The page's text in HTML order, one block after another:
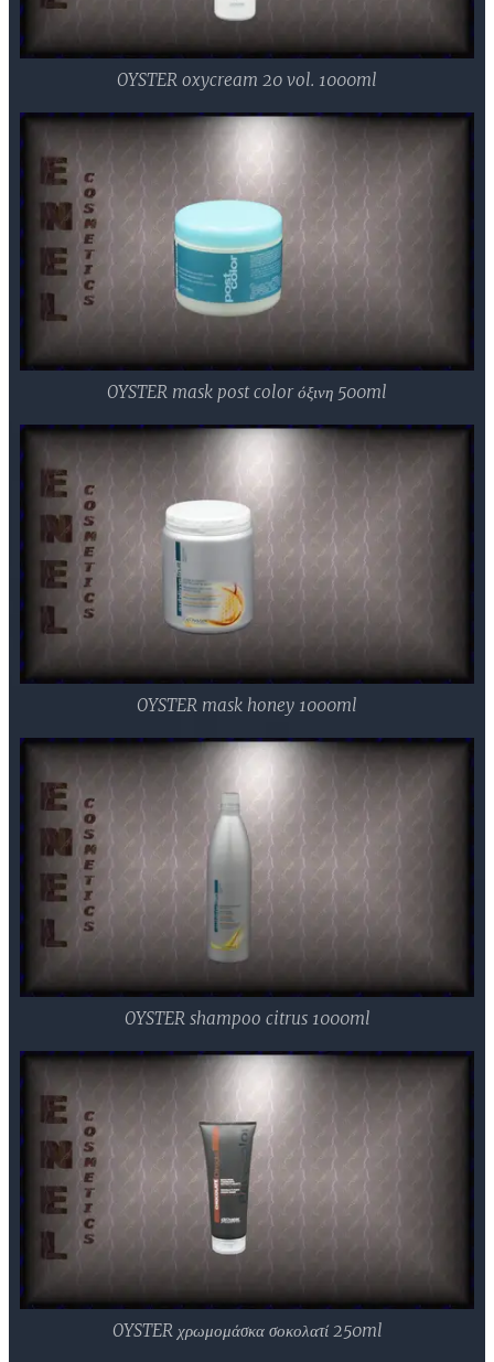
OYSTER oxycream 20 vol. 1000ml
OYSTER mask post color όξινη 500ml
OYSTER mask honey 1000ml
OYSTER shampoo citrus 1000ml
OYSTER χρωμομάσκα σοκολατί 250ml